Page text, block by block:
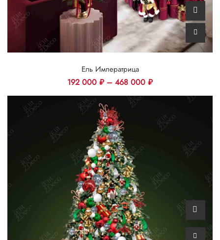
Ель Императрица
192 000 ₽– 468 000 ₽